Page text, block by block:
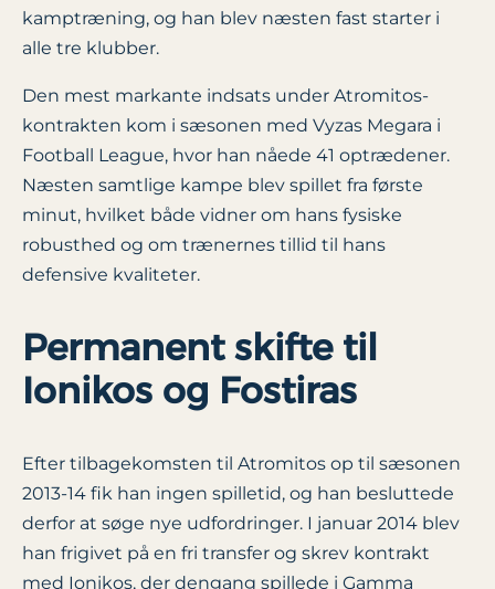
kamptræning, og han blev næsten fast starter i
alle tre klubber.
Den mest markante indsats under Atromitos-
kontrakten kom i sæsonen med Vyzas Megara i
Football League, hvor han nåede 41 optrædener.
Næsten samtlige kampe blev spillet fra første
minut, hvilket både vidner om hans fysiske
robusthed og om trænernes tillid til hans
defensive kvaliteter.
Permanent skifte til
Ionikos og Fostiras
Efter tilbagekomsten til Atromitos op til sæsonen
2013-14 fik han ingen spilletid, og han besluttede
derfor at søge nye udfordringer. I januar 2014 blev
han frigivet på en fri transfer og skrev kontrakt
med Ionikos, der dengang spillede i Gamma